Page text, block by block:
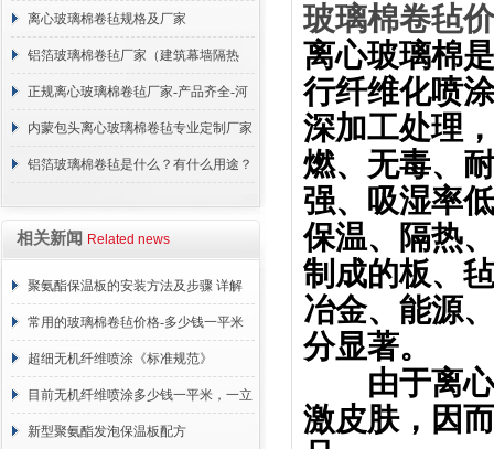
施工
离心玻璃棉卷毡规格及厂家
铝箔玻璃棉卷毡厂家（建筑幕墙隔热
棉）
正规离心玻璃棉卷毡厂家-产品齐全-河
北建峰保温材料有限公司
内蒙包头离心玻璃棉卷毡专业定制厂家
铝箔玻璃棉卷毡是什么？有什么用途？
相关新闻 Related news
聚氨酯保温板的安装方法及步骤 详解
常用的玻璃棉卷毡价格-多少钱一平米
超细无机纤维喷涂《标准规范》
目前无机纤维喷涂多少钱一平米，一立
方 价格计算
新型聚氨酯发泡保温板配方
玻璃棉卷毡
离心玻璃棉
行纤维化喷
深加工处理
燃、无毒、
强、吸湿率
保温、隔热
制成的板、
冶金、能源
分显著。
由于离心
激皮肤，因